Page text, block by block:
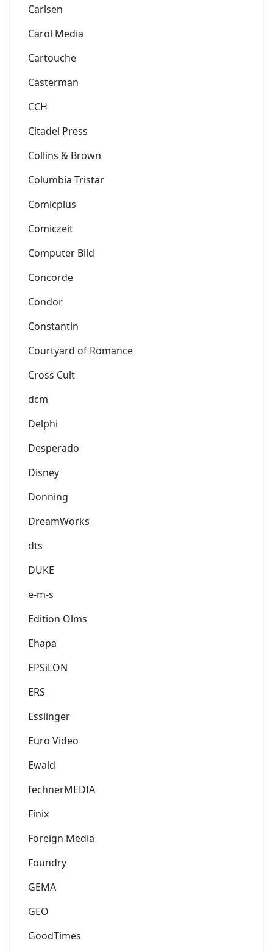
Carlsen
Carol Media
Cartouche
Casterman
CCH
Citadel Press
Collins & Brown
Columbia Tristar
Comicplus
Comiczeit
Computer Bild
Concorde
Condor
Constantin
Courtyard of Romance
Cross Cult
dcm
Delphi
Desperado
Disney
Donning
DreamWorks
dts
DUKE
e-m-s
Edition Olms
Ehapa
EPSiLON
ERS
Esslinger
Euro Video
Ewald
fechnerMEDIA
Finix
Foreign Media
Foundry
GEMA
GEO
GoodTimes